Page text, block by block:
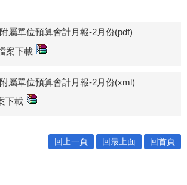
屬單位預算會計月報-2月份(pdf)
案下載
屬單位預算會計月報-2月份(xml)
下載
回上一頁 回最上面 回首頁